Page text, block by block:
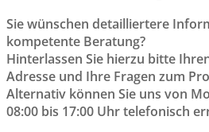
Sie wünschen detailliertere
kompetente Beratung?
Hinterlassen Sie hierzu bitte
Adresse und Ihre Fragen zum
Alternativ können Sie uns von
08:00 bis 17:00 Uhr telefonisch